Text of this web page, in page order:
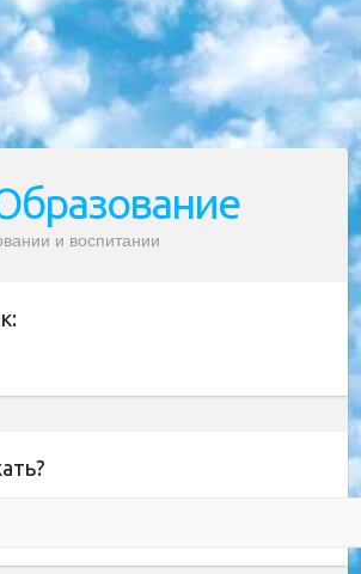
и воспитании